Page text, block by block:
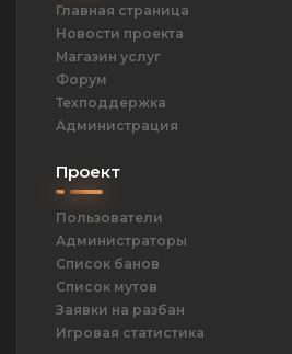
Главная страница
Новости проекта
Магазин услуг
Форум
Техподдержка
Администрация
Проект
Пользователи
Администраторы
Список банов
Список мутов
Заявки на разбан
Игровая статистика